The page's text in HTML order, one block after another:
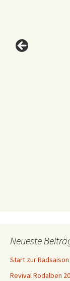
Neueste
Start zur Radsaison
Revival Rodalben